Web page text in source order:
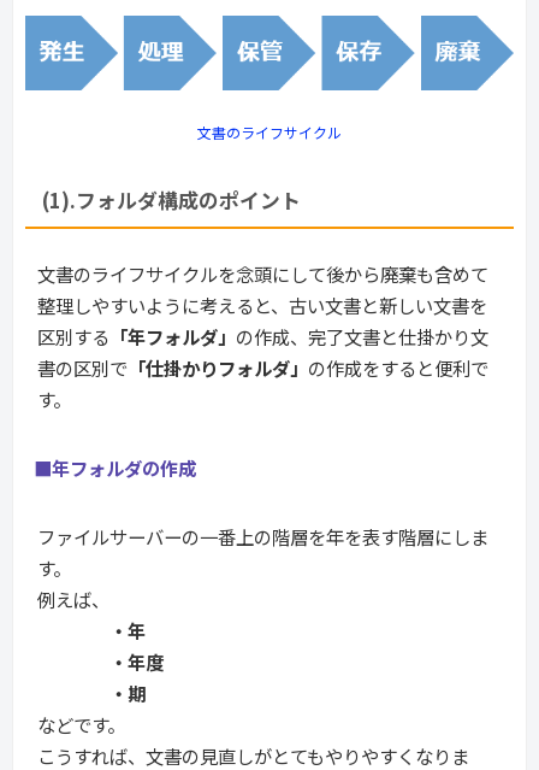
文書のライフサイクル
(1).フォルダ構成のポイント
文書のライフサイクルを念頭にして後から廃棄も含めて
整理しやすいように考えると、古い文書と新しい文書を
区別する 「年フォルダ」 の作成、完了文書と仕掛かり文
書の区別で 「仕掛かりフォルダ」 の作成をすると便利で
す。
■年フォルダの作成
ファイルサーバーの一番上の階層を年を表す階層にしま
す。
例えば、
・年
・年度
・期
などです。
こうすれば、文書の見直しがとてもやりやすくなりま